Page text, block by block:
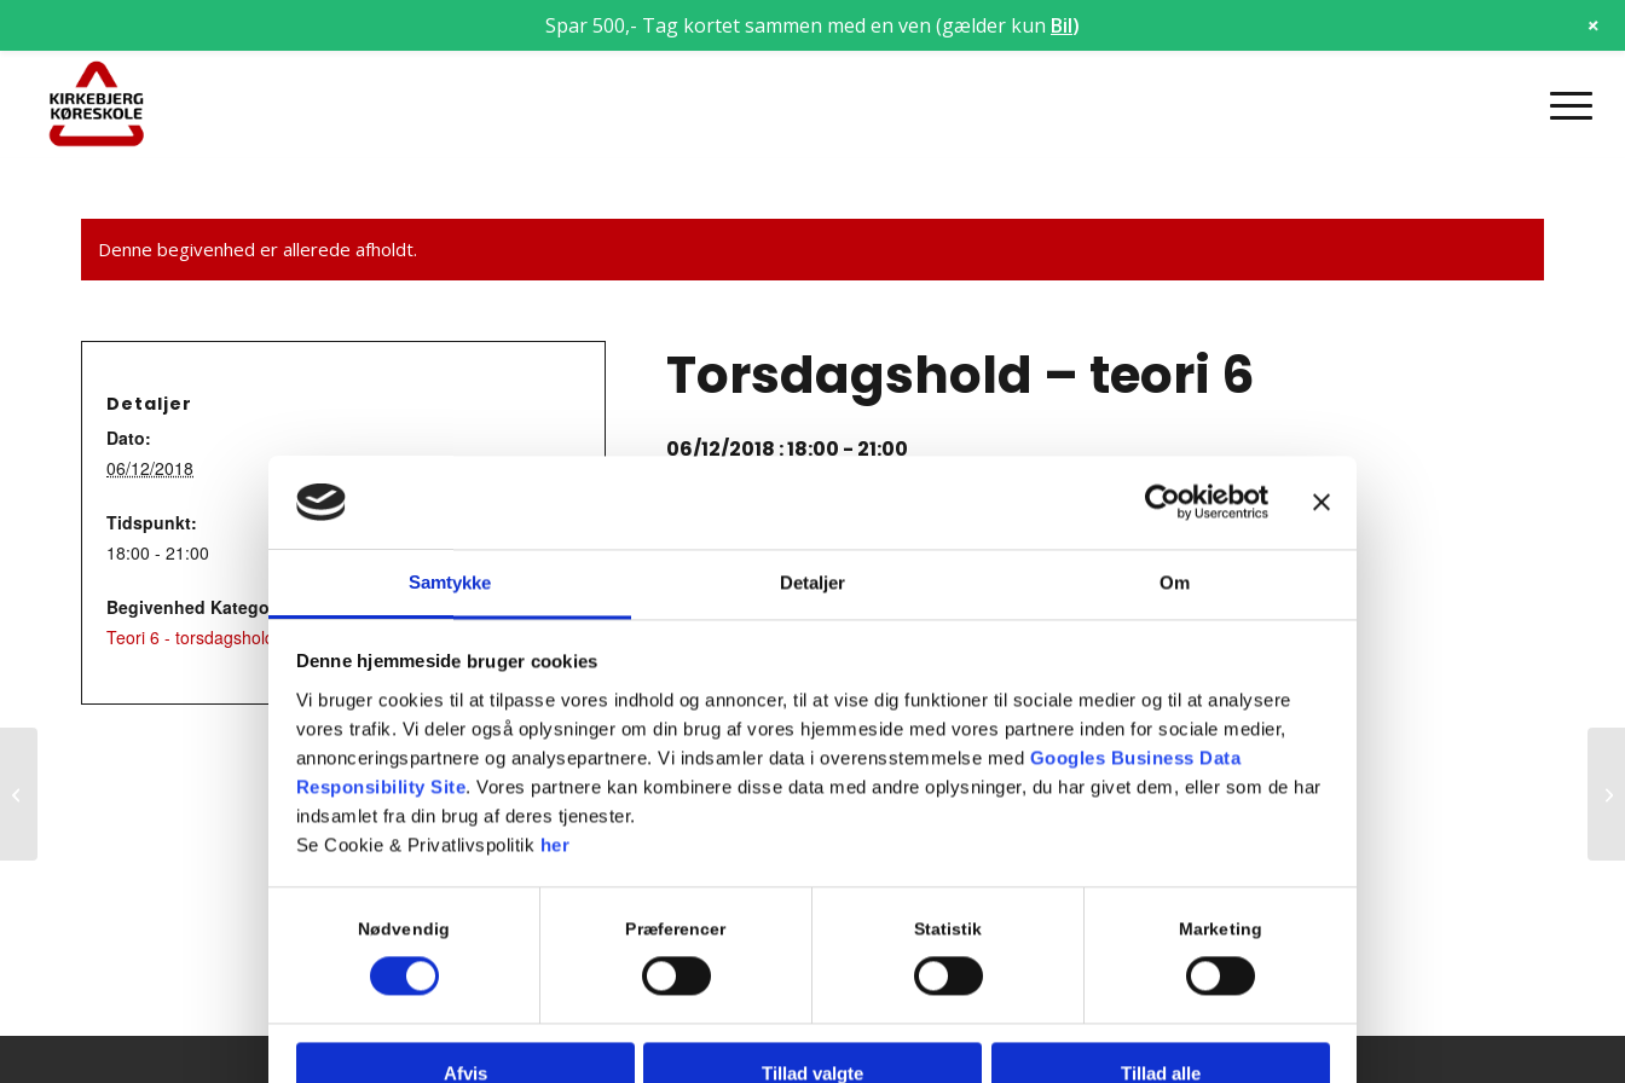
Samtykke Detaljer Om
Denne hjemmeside bruger cookies
Vi bruger cookies til at tilpasse vores indhold og annoncer, til at vise dig funktioner til sociale medier og til at analysere
vores trafik. Vi deler også oplysninger om din brug af vores hjemmeside med vores partnere inden for sociale medier,
annonceringspartnere og analysepartnere. Vi indsamler data i overensstemmelse med Googles Business Data
Responsibility Site. Vores partnere kan kombinere disse data med andre oplysninger, du har givet dem, eller som de har
indsamlet fra din brug af deres tjenester.
Se Cookie & Privatlivspolitik her
Nødvendig Præferencer Statistik Marketing
Afvis Tillad valgte Tillad alle
Denne begivenhed er allerede afholdt.
Torsdagshold – teori 6
06/12/2018 : 18:00 - 21:00
7.11 Fremkørsel mod vejkryds (rep)
7.12 Ligeud kørsel i vejkryds (rep)
7.14 Venstresving i kryds (rep)
7.15 Kørsel i rundkørsel
Detaljer
Dato:
06/12/2018
Tidspunkt:
18:00 - 21:00
Begivenhed Kategori:
Teori 6 - torsdagshold
Spar 500,- Tag kortet sammen med en ven (gælder kun Bil) +